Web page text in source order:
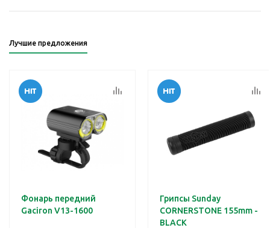
Лучшие предложения
Фонарь передний
Gaciron V13-1600
Грипсы Sunday
CORNERSTONE 155mm -
BLACK